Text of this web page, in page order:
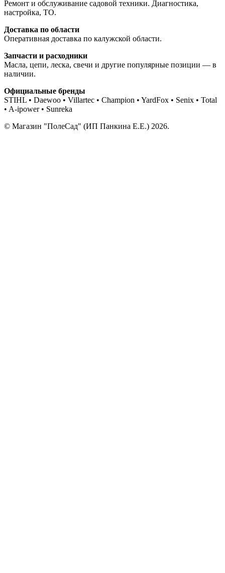
Ремонт и обслуживание садовой техники. Диагностика,
настройка, ТО.
Доставка по области
Оперативная доставка по калужской области.
Запчасти и расходники
Масла, цепи, леска, свечи и другие популярные позиции — в
наличии.
Официальные бренды
STIHL • Daewoo • Villartec • Champion • YardFox • Senix • Total
• A-ipower • Sunreka
© Магазин "ПолеСад" (ИП Панкина Е.Е.) 2026.